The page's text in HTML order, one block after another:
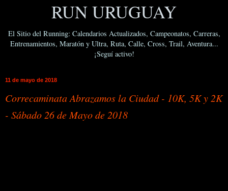
RUN URUGUAY
El Sitio del Running: Calendarios Actualizados, Campeonatos, Carreras,
Entrenamientos, Maratón y Ultra, Ruta, Calle, Cross, Trail, Aventura...
¡Seguí activo!
11 de mayo de 2018
Correcaminata Abrazamos la Ciudad - 10K, 5K y 2K
- Sábado 26 de Mayo de 2018